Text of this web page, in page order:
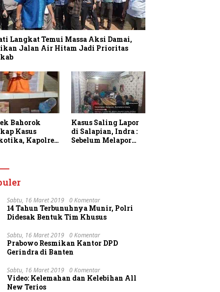
Langkat Temui Massa Aksi Damai,
Jalan Air Hitam Jadi Prioritas
Bahorok
Kasus
Kapolres
Masyarakat
110
Kasus Saling Lapor
di Salapian, Indra :
Sebelum Melapor
Sabtu, 16 Maret 2019 0 Komentar
14 Tahun Terbunuhnya Munir, Polri
Didesak Bentuk Tim Khusus
Sabtu, 16 Maret 2019 0 Komentar
Prabowo Resmikan Kantor DPD
Gerindra di Banten
Sabtu, 16 Maret 2019 0 Komentar
Video: Kelemahan dan Kelebihan All
New Terios